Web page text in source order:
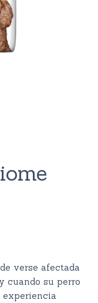
verse afectada
cuando su perro
experiencia